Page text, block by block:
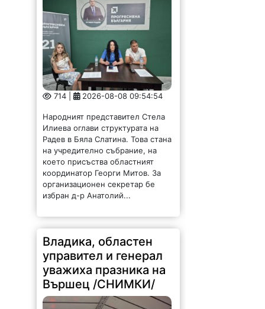
714 | 2026-08-08 09:54:54
Народният представител Стела
Илиева оглави структурата на
Радев в Бяла Слатина. Това стана
на учредително събрание, на
което присъства областният
координатор Георги Митов. За
организационен секретар бе
избран д-р Анатолий...
Владика, областен
управител и генерал
уважиха празника на
Вършец /СНИМКИ/